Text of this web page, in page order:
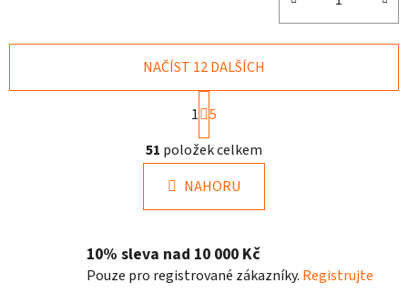
O
v
l
á
d
c
í
NAČÍST 12 DALŠÍCH
S
t
r
á
n
k
n
í
1 5
51 položek celkem
NAHORU
10% sleva nad 10 000 Kč
Pouze pro registrované zákazníky. Registrujte